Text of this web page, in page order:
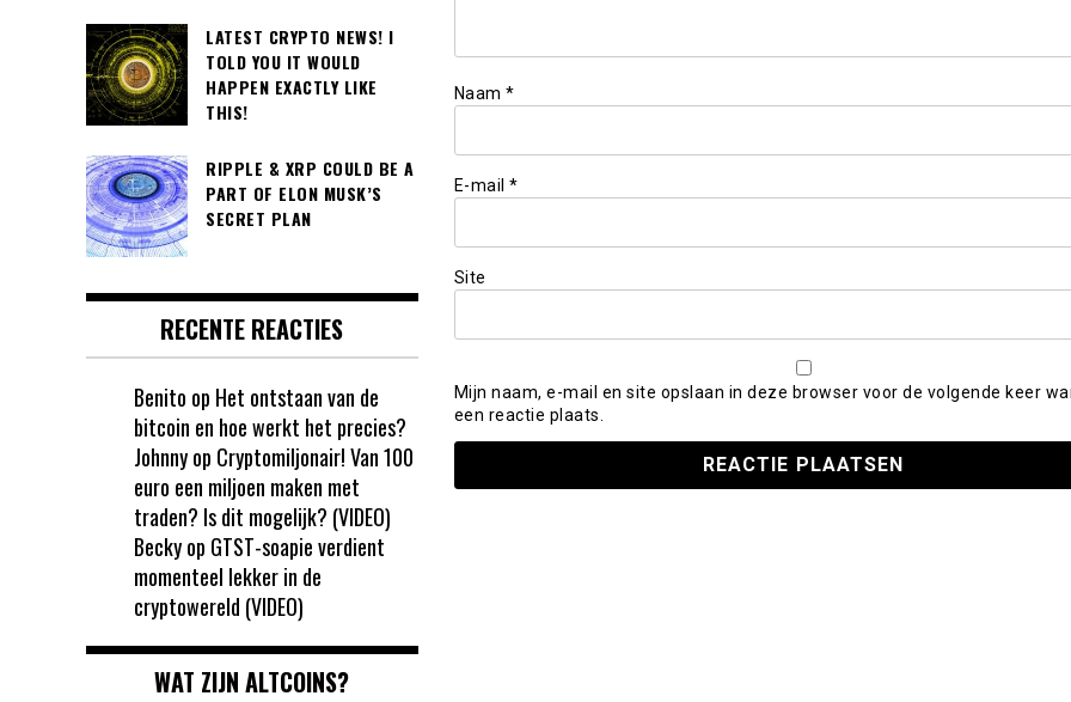
Naam *
E-mail *
Site
Mijn naam, e-mail en site opslaan in deze browser voor de volgende keer
een reactie plaats.
LATEST CRYPTO NEWS! I
TOLD YOU IT WOULD
HAPPEN EXACTLY LIKE
THIS!
RIPPLE & XRP COULD BE A
PART OF ELON MUSK’S
SECRET PLAN
RECENTE REACTIES
Benito op Het ontstaan van de
bitcoin en hoe werkt het precies?
Johnnyop Cryptomiljonair! Van 100
euro een miljoen maken met
traden? Is dit mogelijk? (VIDEO)
Beckyop GTST-soapie verdient
momenteel lekker in de
cryptowereld (VIDEO)
WAT ZIJN ALTCOINS?